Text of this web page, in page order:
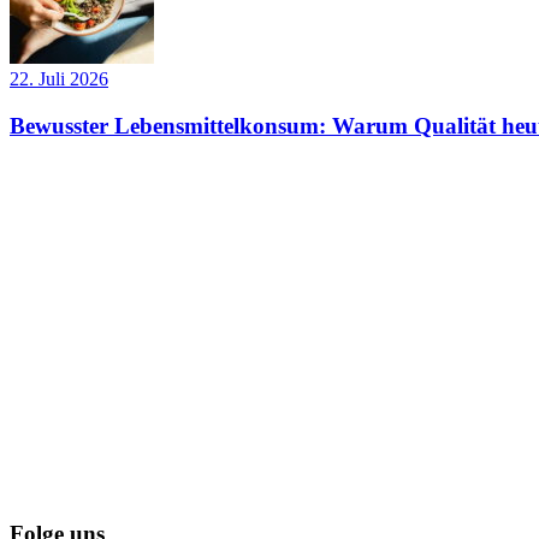
22. Juli 2026
Bewusster Lebensmittelkonsum: Warum Qualität